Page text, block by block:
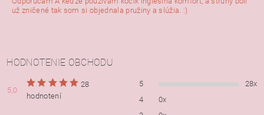
už zničené tak som si objednala pružiny a slúžia. :)
HODNOTENIE OBCHODU
5,0
28
hodnotení
5
28x
4
0x